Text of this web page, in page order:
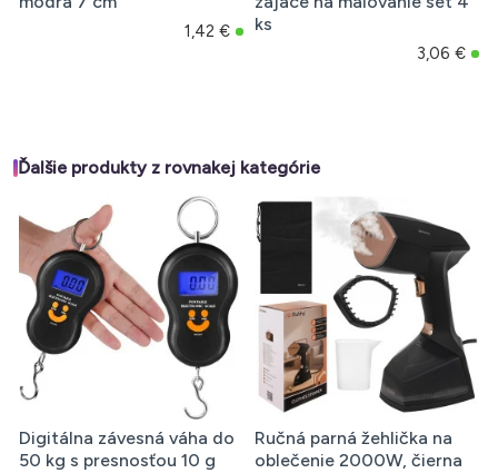
1,42 €
ks
3,06 €
Ďalšie produkty z rovnakej kategórie
Digitálna závesná váha do
50 kg s presnosťou 10 g
Ručná parná žehlička na
oblečenie 2000W, čierna